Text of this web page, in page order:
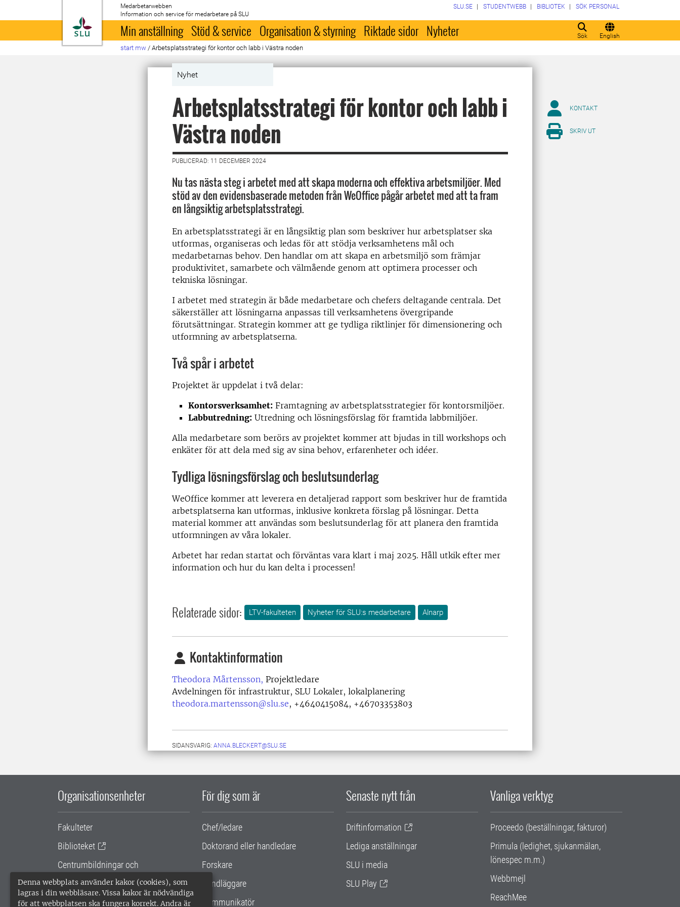
Denna webbplats använder kakor (cookies), som
lagras i din webbläsare. Vissa kakor är nödvändiga
för att webbplatsen ska fungera korrekt. Andra är
Till startsida
Medarbetarwebben
Information och service för medarbetare på SLU
Sök English
SLU.SE STUDENTWEBB BIBLIOTEK SÖK PERSONAL
Min anställning Stöd & service Organisation & styrning Riktade sidor Nyheter
start mw / Arbetsplatsstrategi för kontor och labb i Västra noden
Nyhet
Arbetsplatsstrategi för kontor och labb i
Västra noden
PUBLICERAD: 11 DECEMBER 2024
Nu tas nästa steg i arbetet med att skapa moderna och effektiva arbetsmiljöer. Med
stöd av den evidensbaserade metoden från WeOffice pågår arbetet med att ta fram
en långsiktig arbetsplatsstrategi.
En arbetsplatsstrategi är en långsiktig plan som beskriver hur arbetsplatser ska
utformas, organiseras och ledas för att stödja verksamhetens mål och
medarbetarnas behov. Den handlar om att skapa en arbetsmiljö som främjar
produktivitet, samarbete och välmående genom att optimera processer och
tekniska lösningar.
I arbetet med strategin är både medarbetare och chefers deltagande centrala. Det
säkerställer att lösningarna anpassas till verksamhetens övergripande
förutsättningar. Strategin kommer att ge tydliga riktlinjer för dimensionering och
utformning av arbetsplatserna.
Två spår i arbetet
Projektet är uppdelat i två delar:
Kontorsverksamhet: Framtagning av arbetsplatsstrategier för kontorsmiljöer.
Labbutredning: Utredning och lösningsförslag för framtida labbmiljöer.
Alla medarbetare som berörs av projektet kommer att bjudas in till workshops och
enkäter för att dela med sig av sina behov, erfarenheter och idéer.
Tydliga lösningsförslag och beslutsunderlag
WeOffice kommer att leverera en detaljerad rapport som beskriver hur de framtida
arbetsplatserna kan utformas, inklusive konkreta förslag på lösningar. Detta
material kommer att användas som beslutsunderlag för att planera den framtida
utformningen av våra lokaler.
Arbetet har redan startat och förväntas vara klart i maj 2025. Håll utkik efter mer
information och hur du kan delta i processen!
Relaterade sidor: LTV-fakulteten Nyheter för SLU:s medarbetare Alnarp
Kontaktinformation
Theodora Mårtensson, Projektledare
Avdelningen för infrastruktur, SLU Lokaler, lokalplanering
theodora.martensson@slu.se, +4640415084, +46703353803
SIDANSVARIG: ANNA.BLECKERT@SLU.SE
KONTAKT
SKRIV UT
Organisationsenheter
Fakulteter
Biblioteket
Centrumbildningar och
samarbetsprojekt
Gemensamma verksamhetsstödet
För dig som är
Chef/ledare
Doktorand eller handledare
Forskare
Handläggare
Kommunikatör
Senaste nytt från
Driftinformation
Lediga anställningar
SLU i media
SLU Play
Vanliga verktyg
Proceedo (beställningar, fakturor)
Primula (ledighet, sjukanmälan,
lönespec m.m.)
Webbmejl
ReachMee